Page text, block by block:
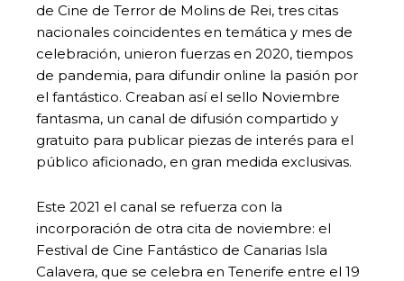
de Cine de Terror de Molins de Rei, tres citas
nacionales coincidentes en temática y mes de
celebración, unieron fuerzas en 2020, tiempos
de pandemia, para difundir online la pasión por
el fantástico. Creaban así el sello Noviembre
fantasma, un canal de difusión compartido y
gratuito para publicar piezas de interés para el
público aficionado, en gran medida exclusivas.
Este 2021 el canal se refuerza con la
incorporación de otra cita de noviembre: el
Festival de Cine Fantástico de Canarias Isla
Calavera, que se celebra en Tenerife entre el 19